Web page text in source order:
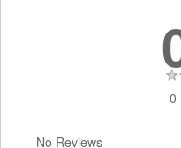
0
No Reviews